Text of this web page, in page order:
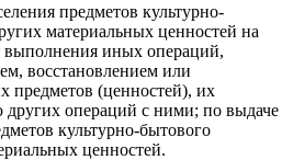
предметов культурно-
материальных ценностей на
выполнения иных операций,
восстановлением или
предметов (ценностей), их
операций с ними; по выдаче
культурно-бытового
ценностей.